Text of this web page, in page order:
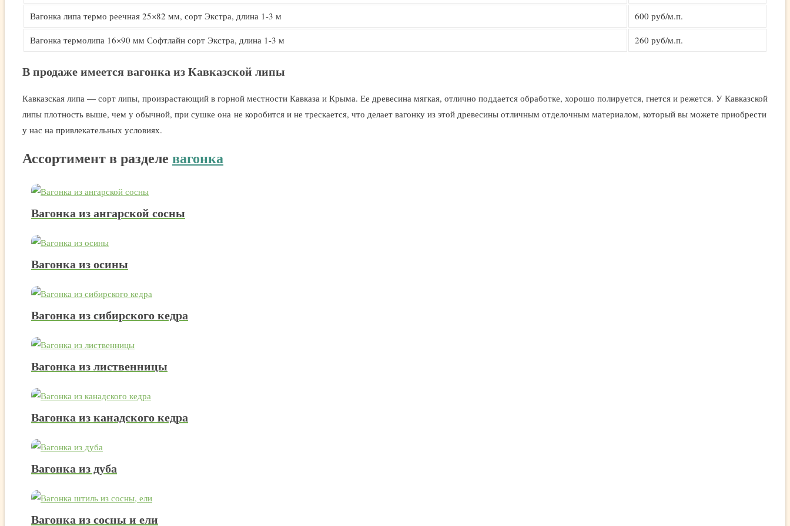
Вагонка липа термо реечная 25×82 мм, сорт Экстра, длина 1-3 м 600 руб/м.п.
Вагонка термолипа 16×90 мм Софтлайн сорт Экстра, длина 1-3 м 260 руб/м.п.
В продаже имеется вагонка из Кавказской липы
Кавказская липа — сорт липы, произрастающий в горной местности Кавказа и Крыма. Ее древесина мягкая, отлично поддается обработке, хорошо полируется, гнется и режется. У Кавказской
липы плотность выше, чем у обычной, при сушке она не коробится и не трескается, что делает вагонку из этой древесины отличным отделочным материалом, который вы можете приобрести
у нас на привлекательных условиях.
Ассортимент в разделе вагонка
Вагонка из ангарской сосны
Вагонка из осины
Вагонка из сибирского кедра
Вагонка из лиственницы
Вагонка из канадского кедра
Вагонка из дуба
Вагонка из сосны и ели